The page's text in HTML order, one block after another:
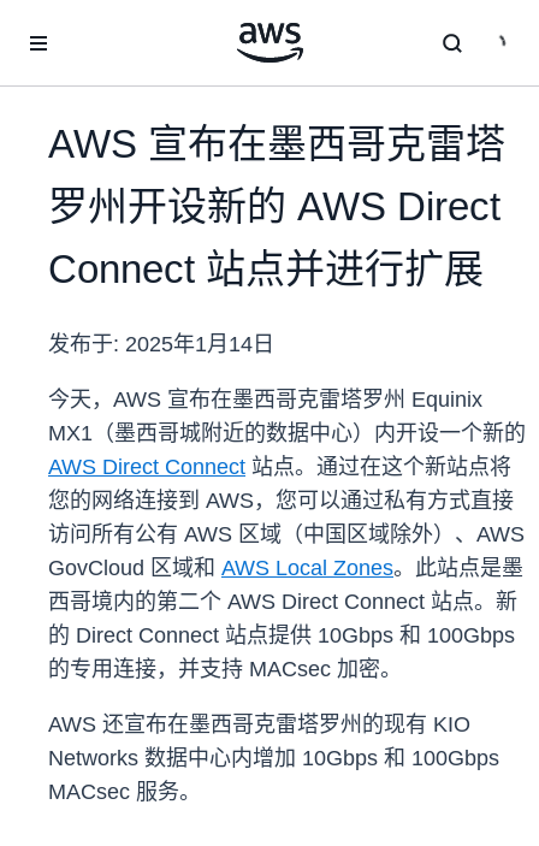
AWS 宣布在墨西哥克雷塔
罗州开设新的 AWS Direct
Connect 站点并进行扩展
发布于: 2025年1月14日
今天，AWS 宣布在墨西哥克雷塔罗州 Equinix
MX1（墨西哥城附近的数据中心）内开设一个新的
AWS Direct Connect 站点。通过在这个新站点将
您的网络连接到 AWS，您可以通过私有方式直接
访问所有公有 AWS 区域（中国区域除外）、AWS
GovCloud 区域和 AWS Local Zones。此站点是墨
西哥境内的第二个 AWS Direct Connect 站点。新
的 Direct Connect 站点提供 10Gbps 和 100Gbps
的专用连接，并支持 MACsec 加密。
AWS 还宣布在墨西哥克雷塔罗州的现有 KIO
Networks 数据中心内增加 10Gbps 和 100Gbps
MACsec 服务。